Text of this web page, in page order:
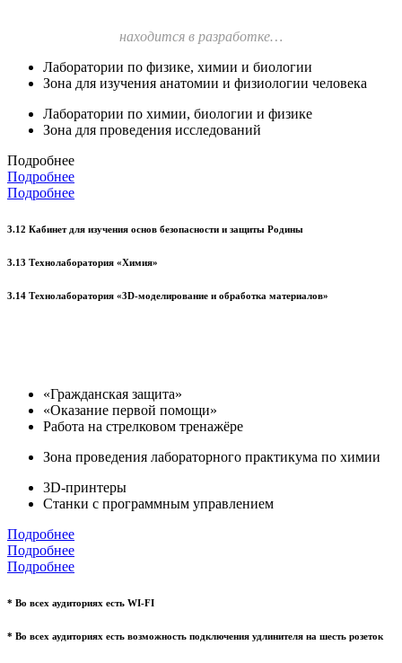
находится в разработке…
Лаборатории по физике, химии и биологии
Зона для изучения анатомии и физиологии человека
Лаборатории по химии, биологии и физике
Зона для проведения исследований
Подробнее
Подробнее
Подробнее
3.12 Кабинет для изучения основ безопасности и защиты Родины
3.13 Технолаборатория «Химия»
3.14 Технолаборатория «3D-моделирование и обработка материалов»
«Гражданская защита»
«Оказание первой помощи»
Работа на стрелковом тренажёре
Зона проведения лабораторного практикума по химии
3D-принтеры
Станки с программным управлением
Подробнее
Подробнее
Подробнее
* Во всех аудиториях есть WI-FI
* Во всех аудиториях есть возможность подключения удлинителя на шесть розеток